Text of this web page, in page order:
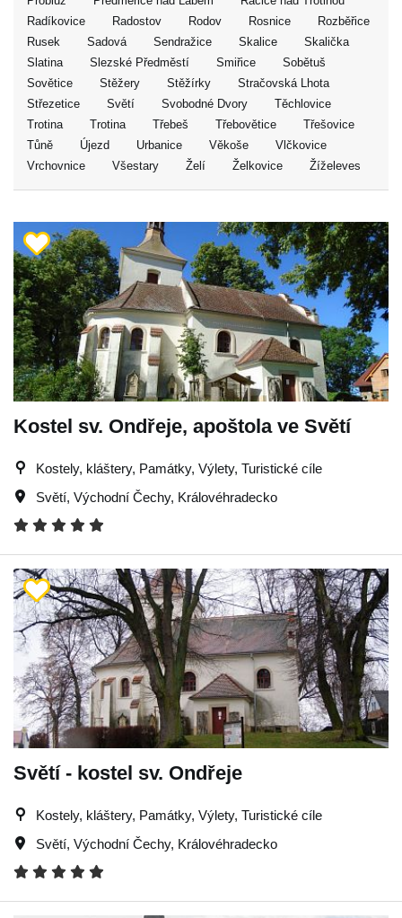
Radíkovice
Radostov Rodov Rosnice
Rozběřice
Rusek
Sadová Sendražice Skalice
Skalička
Slatina
Slezské Předměstí Smiřice
Sobětuš
Sovětice
Stěžery Stěžírky
Stračovská Lhota
Střezetice
Světí Svobodné Dvory
Těchlovice
Trotina
Trotina Třebeš Třebovětice
Třešovice
Tůně
Újezd Urbanice Věkoše
Vlčkovice
Vrchovnice
Všestary Želí Želkovice Žíželeves
Kostel sv. Ondřeje, apoštola ve Světí
Kostely, kláštery, Památky, Výlety, Turistické cíle
Světí, Východní Čechy, Královéhradecko
Světí - kostel sv. Ondřeje
Kostely, kláštery, Památky, Výlety, Turistické cíle
Světí, Východní Čechy, Královéhradecko